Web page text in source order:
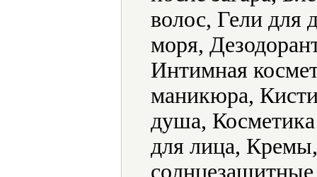
волос, Гели для
моря,
Интимная
маникюра,
душа,
для лица,